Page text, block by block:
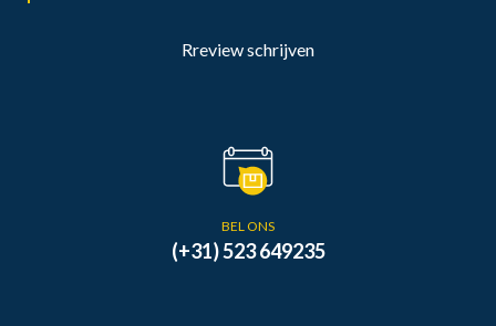
Rreview schrijven
BEL ONS
(+31) 523 649235